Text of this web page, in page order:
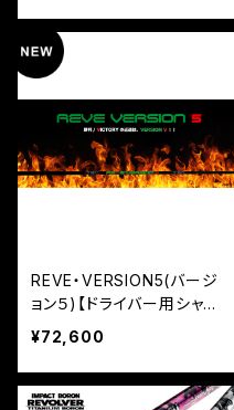
REVE・VERSION5(バージ
ョン５)【ドライバー用シャフ
ト】
¥72,600